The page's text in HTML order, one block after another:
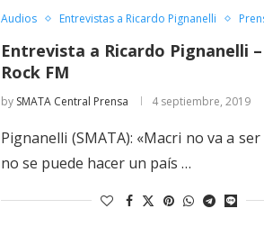
Audios Entrevistas a Ricardo Pignanelli
Entrevista a Ricardo Pignanelli
Rock FM
by SMATA Central Prensa 4 septiembre, 2019
Pignanelli (SMATA): «Macri no va a
no se puede hacer un país …